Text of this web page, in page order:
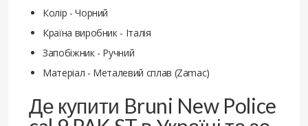
Колір - Чорний
Країна виробник - Італія
Запобіжник - Ручний
Матеріал - Металевий сплав (Zamac)
Де купити Bruni New Police